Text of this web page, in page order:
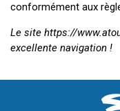
conformément aux
Le site https://
excellente navigation !